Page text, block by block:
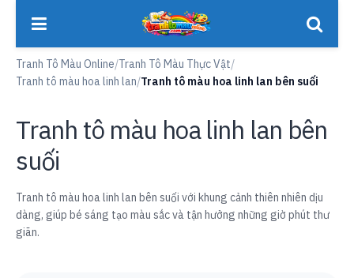
Tranh Tô Màu Online/Tranh Tô Màu Thực Vật/
Tranh tô màu hoa linh lan/Tranh tô màu hoa linh lan bên suối
Tranh tô màu hoa linh lan bên
suối
Tranh tô màu hoa linh lan bên suối với khung cảnh thiên nhiên dịu
dàng, giúp bé sáng tạo màu sắc và tận hưởng những giờ phút thư
giãn.